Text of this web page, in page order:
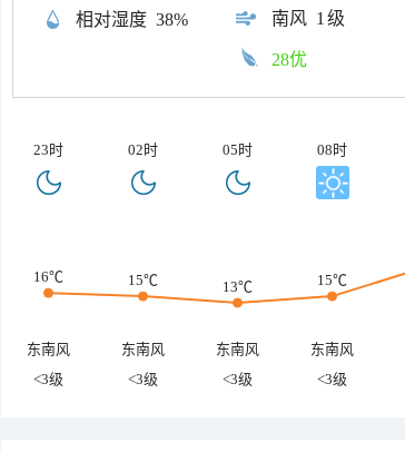
相对湿度 38% 南风 1级
28优
23时 02时 05时 08时
16℃ 15℃ 13℃ 15℃
东南风 东南风 东南风 东南风
<3级
<3级 <3级 <3级